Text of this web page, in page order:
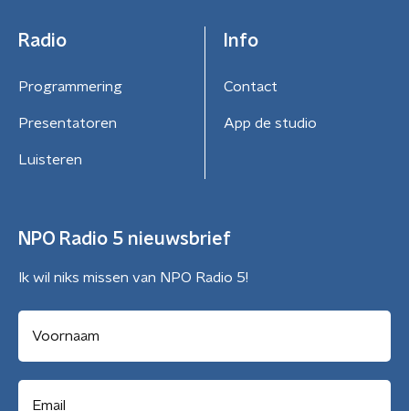
Radio
Programmering
Presentatoren
Luisteren
Info
Contact
App de studio
NPO Radio 5 nieuwsbrief
Ik wil niks missen van NPO Radio 5!